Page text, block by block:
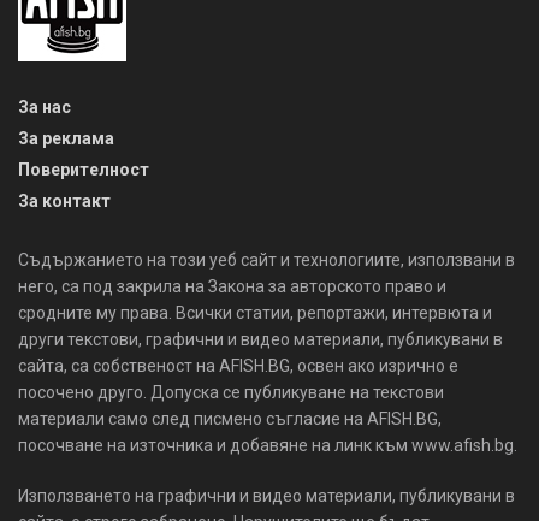
За нас
За реклама
Поверителност
За контакт
Съдържанието на този уеб сайт и технологиите, използвани в
него, са под закрила на Закона за авторското право и
сродните му права. Всички статии, репортажи, интервюта и
други текстови, графични и видео материали, публикувани в
сайта, са собственост на AFISH.BG, освен ако изрично е
посочено друго. Допуска се публикуване на текстови
материали само след писмено съгласие на AFISH.BG,
посочване на източника и добавяне на линк към www.afish.bg.
Използването на графични и видео материали, публикувани в